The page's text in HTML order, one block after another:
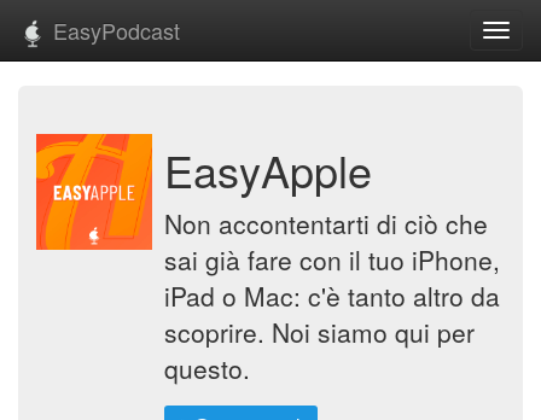
EasyPodcast
EasyApple
Non accontentarti di ciò che
sai già fare con il tuo iPhone,
iPad o Mac: c'è tanto altro da
scoprire. Noi siamo qui per
questo.